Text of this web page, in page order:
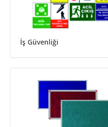
İş Güvenliği